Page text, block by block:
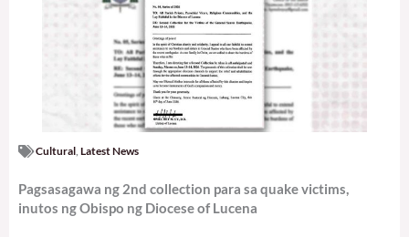
Cultural Latest News
Pagsasagawa ng 2nd collection para sa quake victims,
inutos ng Obispo ng Diocese of Lucena